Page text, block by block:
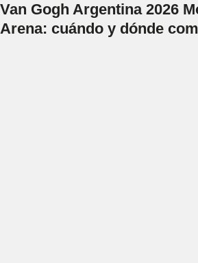
Van Gogh Argentina 2026
Arena: cuándo y dónde